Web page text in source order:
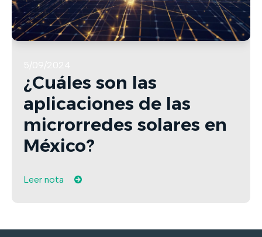
¿Cuáles son las
aplicaciones de las
microrredes solares en
México?
Leer nota